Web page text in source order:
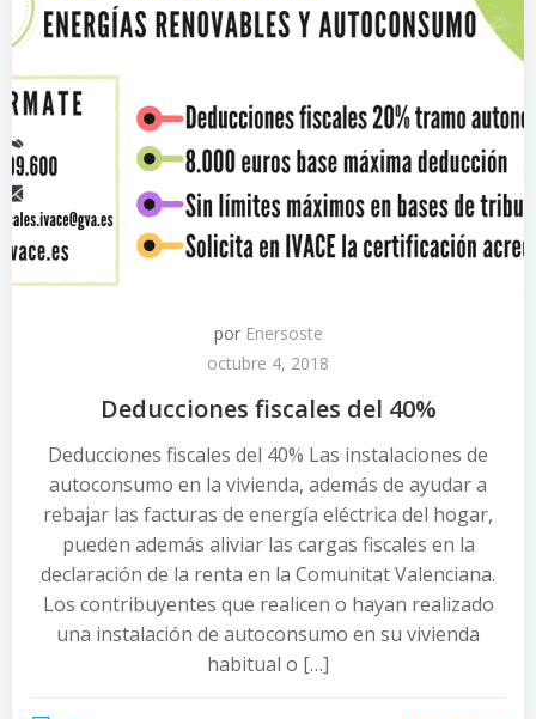
por Enersoste
octubre 4, 2018
Deducciones fiscales del 40%
Deducciones fiscales del 40% Las instalaciones de
autoconsumo en la vivienda, además de ayudar a
rebajar las facturas de energía eléctrica del hogar,
pueden además aliviar las cargas fiscales en la
declaración de la renta en la Comunitat Valenciana.
Los contribuyentes que realicen o hayan realizado
una instalación de autoconsumo en su vivienda
habitual o […]